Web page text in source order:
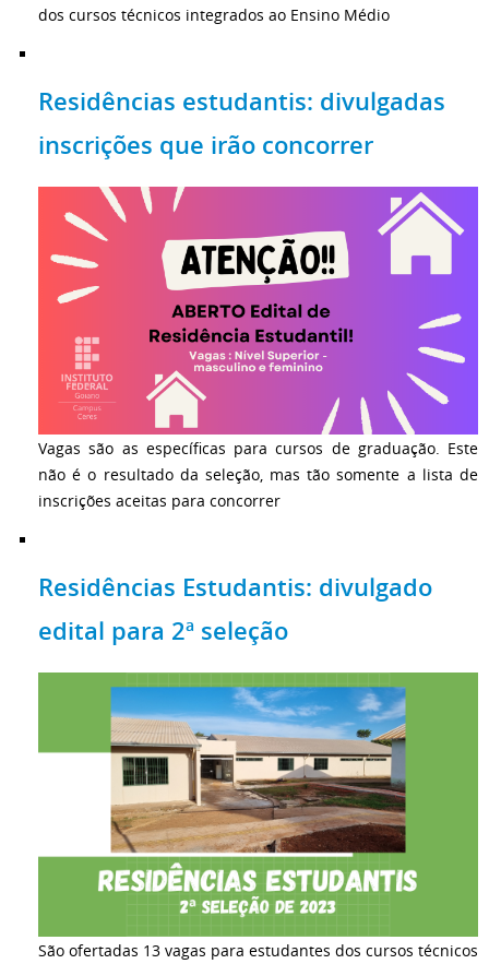
dos cursos técnicos integrados ao Ensino Médio
Residências estudantis: divulgadas
inscrições que irão concorrer
Vagas são as específicas para cursos de graduação. Este
não é o resultado da seleção, mas tão somente a lista de
inscrições aceitas para concorrer
Residências Estudantis: divulgado
edital para 2ª seleção
São ofertadas 13 vagas para estudantes dos cursos técnicos